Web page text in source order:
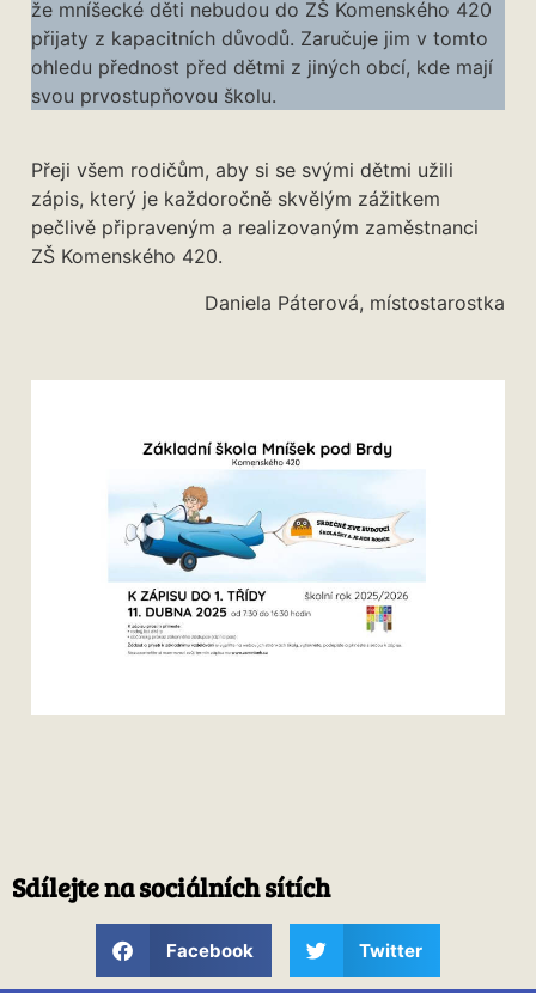
že mníšecké děti nebudou do ZŠ Komenského 420
přijaty z kapacitních důvodů. Zaručuje jim v tomto
ohledu přednost před dětmi z jiných obcí, kde mají
svou prvostupňovou školu.
Přeji všem rodičům, aby si se svými dětmi užili
zápis, který je každoročně skvělým zážitkem
pečlivě připraveným a realizovaným zaměstnanci
ZŠ Komenského 420.
Daniela Páterová, místostarostka
Sdílejte na sociálních sítích
Facebook Twitter